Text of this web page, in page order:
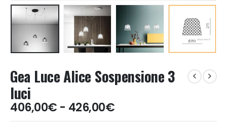
Gea Luce Alice Sospensione 3
luci
406,00€ - 426,00€Fascia
di